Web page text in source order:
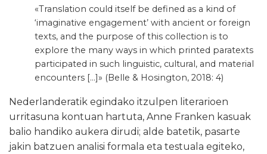
«Translation could itself be defined as a kind of
‘imaginative engagement’ with ancient or foreign
texts, and the purpose of this collection is to
explore the many ways in which printed paratexts
participated in such linguistic, cultural, and material
encounters […]» (Belle & Hosington, 2018: 4)
Nederlanderatik egindako itzulpen literarioen
urritasuna kontuan hartuta, Anne Franken kasuak
balio handiko aukera dirudi; alde batetik, pasarte
jakin batzuen analisi formala eta testuala egiteko,